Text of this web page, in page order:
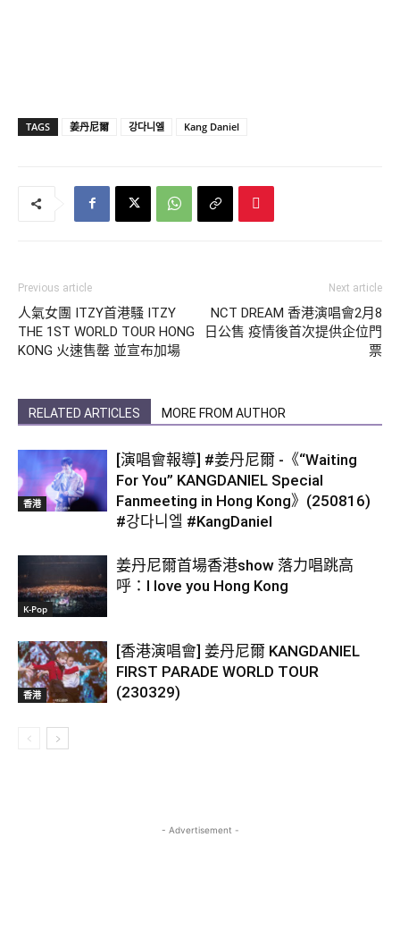
TAGS 姜丹尼爾 강다니엘 Kang Daniel
Previous article
人氣女團 ITZY首港騷 ITZY
THE 1ST WORLD TOUR HONG
KONG 火速售罄 並宣布加場
Next article
NCT DREAM 香港演唱會2月8
日公售 疫情後首次提供企位門
票
RELATED ARTICLES MORE FROM AUTHOR
香港
[演唱會報導] #姜丹尼爾 -《“Waiting
For You” KANGDANIEL Special
Fanmeeting in Hong Kong》(250816)
#강다니엘 #KangDaniel
K-Pop
姜丹尼爾首場香港show 落力唱跳高
呼：I love you Hong Kong
香港
[香港演唱會] 姜丹尼爾 KANGDANIEL
FIRST PARADE WORLD TOUR
(230329)
- Advertisement -